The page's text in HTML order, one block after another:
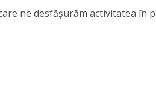
ne desfășurăm activitatea în